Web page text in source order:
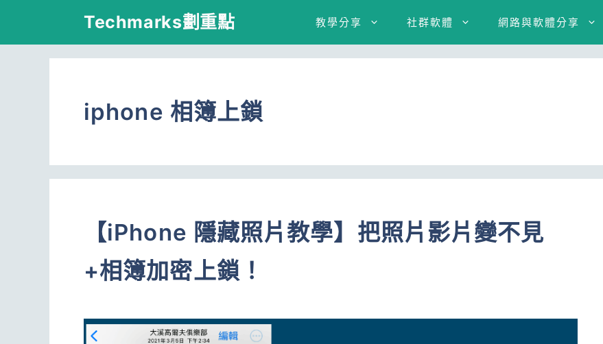
Techmarks劃重點 教學分享 社群軟體 網路與軟體分享
iphone 相簿上鎖
【iPhone 隱藏照片教學】把照片影片變不見
+相簿加密上鎖！